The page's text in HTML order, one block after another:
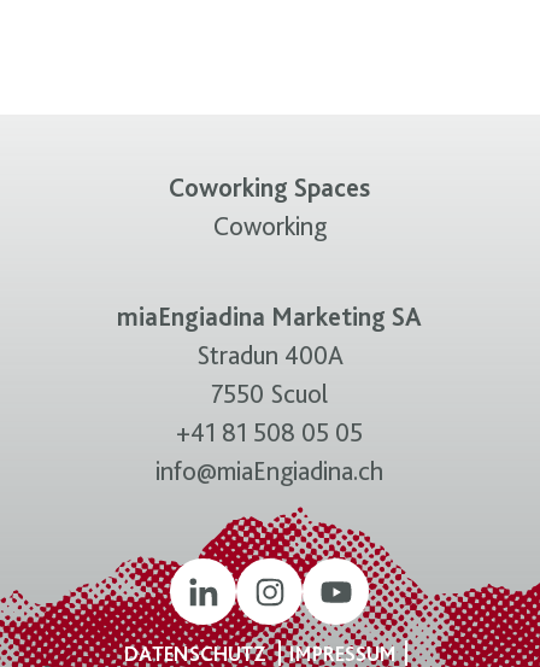
Coworking Spaces
Coworking
miaEngiadina Marketing SA
Stradun 400A
7550 Scuol
+41 81 508 05 05
info@miaEngiadina.ch
DATENSCHUTZ IMPRESSUM